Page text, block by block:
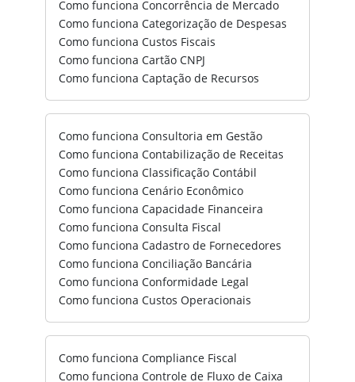
Como funciona Concorrência de Mercado
Como funciona Categorização de Despesas
Como funciona Custos Fiscais
Como funciona Cartão CNPJ
Como funciona Captação de Recursos
Como funciona Consultoria em Gestão
Como funciona Contabilização de Receitas
Como funciona Classificação Contábil
Como funciona Cenário Econômico
Como funciona Capacidade Financeira
Como funciona Consulta Fiscal
Como funciona Cadastro de Fornecedores
Como funciona Conciliação Bancária
Como funciona Conformidade Legal
Como funciona Custos Operacionais
Como funciona Compliance Fiscal
Como funciona Controle de Fluxo de Caixa